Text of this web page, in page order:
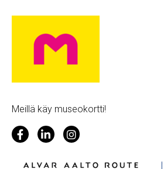
Meillä käy museokortti!